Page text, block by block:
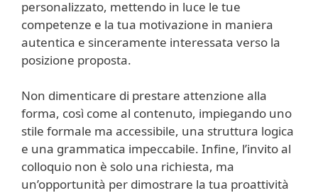
personalizzato, mettendo in luce le tue
competenze e la tua motivazione in maniera
autentica e sinceramente interessata verso la
posizione proposta.
Non dimenticare di prestare attenzione alla
forma, così come al contenuto, impiegando uno
stile formale ma accessibile, una struttura logica
e una grammatica impeccabile. Infine, l’invito al
colloquio non è solo una richiesta, ma
un’opportunità per dimostrare la tua proattività